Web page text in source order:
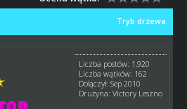
Tryb drzewa
Liczba postów: 1,920
Liczba wątków: 162
Dołączył: Sep 2010
Drużyna: Victory Leszno